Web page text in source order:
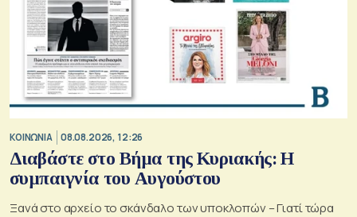
ΚΟΙΝΩΝΙΑ 08.08.2026, 12:26
Διαβάστε στο Βήμα της Κυριακής: Η
συμπαιγνία του Αυγούστου
Ξανά στο αρχείο το σκάνδαλο των υποκλοπών – Γιατί τώρα